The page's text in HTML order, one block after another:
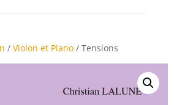
/ Violon et Piano / Tensions